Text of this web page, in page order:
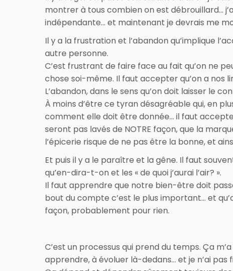
montrer à tous combien on est débrouillard…
indépendante… et maintenant je devrais me
Il y a la frustration et l’abandon qu’implique
autre personne.
C’est frustrant de faire face au fait qu’on ne
chose soi-même. Il faut accepter qu’on a nos
L’abandon, dans le sens qu’on doit laisser le
À moins d’être ce tyran désagréable qui, en
comment elle doit être donnée… il faut
seront pas lavés de NOTRE façon, que la
l’épicerie risque de ne pas être la bonne, et
Et puis il y a le paraître et la gêne. Il faut
qu’en-dira-t-on et les « de quoi j’aurai l’air? ».
Il faut apprendre que notre bien-être doit
bout du compte c’est le plus important… et
façon, probablement pour rien.
C’est un processus qui prend du temps. Ça
apprendre, à évoluer là-dedans… et je n’ai pas